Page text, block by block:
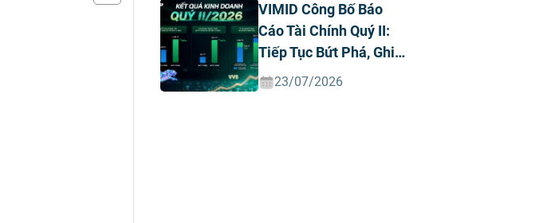
VIMID Công Bố Báo
Cáo Tài Chính Quý II:
Tiếp Tục Bứt Phá, Ghi
Nhận Doanh Thu Và
23/07/2026